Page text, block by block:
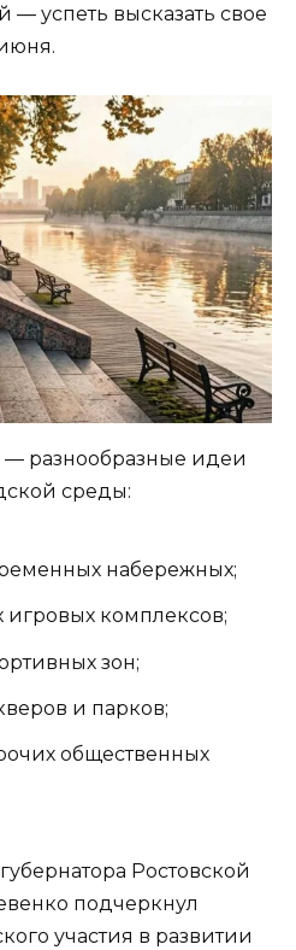
— успеть высказать свое
разнообразные идеи
среды:
набережных;
игровых комплексов;
зон;
и парков;
общественных
Ростовской
подчеркнул
участия в развитии